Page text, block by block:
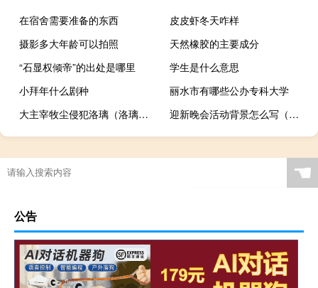
在宿舍需要准备的东西
皮皮虾冬天咋样
摄影多大年龄可以拍照
天然橡胶的主要成分
“石显权倾帝”的出处是哪里
学生是什么意思
小拜年什么剧种
丽水市有哪些公办专科大学
大主宰牧尘侵犯洛璃（洛璃之辱洛神族之难）
迎新晚会活动背景怎么写（迎新晚会活动背景）
☚
公告